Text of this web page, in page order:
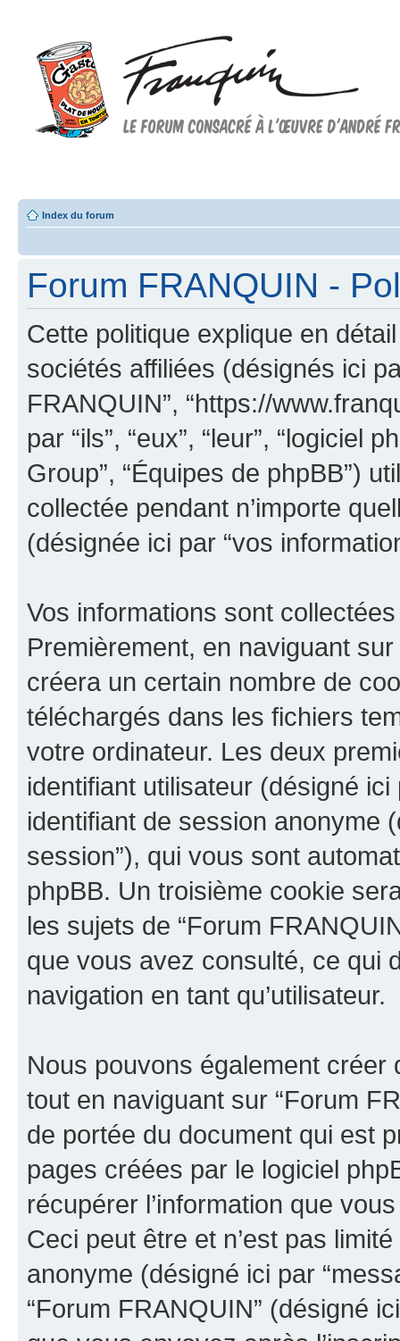
Index du forum
Forum FRANQUIN -
Cette politique explique en
sociétés affiliées (désignés ici
FRANQUIN”, “https://
par “ils”, “eux”, “leur”, “logiciel
Group”, “Équipes de phpBB”)
collectée pendant n’importe
(désignée ici par “vos
Vos informations sont
Premièrement, en naviguant
créera un certain nombre de
téléchargés dans les fichiers
votre ordinateur. Les deux
identifiant utilisateur (désigné ici
identifiant de session anonyme
session”), qui vous sont
phpBB. Un troisième cookie
les sujets de “Forum
que vous avez consulté, ce qui
navigation en tant qu’utilisateur.
Nous pouvons également
tout en naviguant sur “Forum
de portée du document qui est
pages créées par le logiciel
récupérer l’information que
Ceci peut être et n’est pas
anonyme (désigné ici par
“Forum FRANQUIN” (désigné